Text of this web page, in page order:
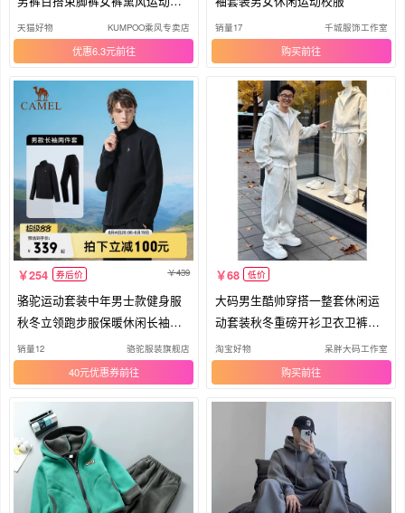
长裤
天猫好物 KUMPOO乘风专卖店
优惠6.3元
销量17 千城服饰工作室
购买
254 券后价 439
骆驼运动套装中年男士款健身服
秋冬立领跑步服保暖休闲长袖两
件套
销量12 骆驼服装旗舰店
40元优惠券
68 低价
大码男生酷帅穿搭一整套休闲运
动套装秋冬重磅开衫卫衣卫裤两
件套
淘宝好物 呆胖大码工作室
购买